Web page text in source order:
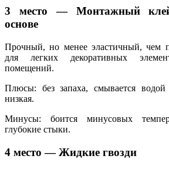
3 место — Монтажный
основе
Прочный, но менее эластичный, чем
для легких декоративных
помещений.
Плюсы: без запаха, смывается
низкая.
Минусы: боится минусовых
глубокие стыки.
4 место — Жидкие гвозди